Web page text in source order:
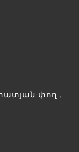
փող.,